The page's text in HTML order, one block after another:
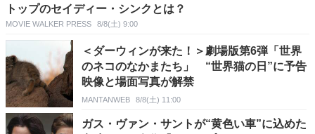
トップのセイディー・シンクとは？
MOVIE WALKER PRESS 8/8(土) 9:00
＜ダーウィンが来た！＞劇場版第6弾「世界
のネコのなかまたち」 “世界猫の日”に予告
映像と場面写真が解禁
MANTANWEB 8/8(土) 11:00
ガス・ヴァン・サントが“黄色い車”に込めた